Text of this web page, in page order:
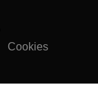
Cookies